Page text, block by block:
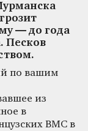
— до года
Песков
по вашим
из
в
ВМС в